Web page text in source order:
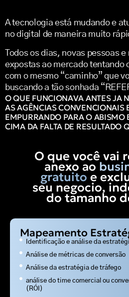
A tecnologia está mudando e
no digital de maneira muito
Todos os dias, novas pessoas
expostas ao mercado tentando
com o mesmo “caminho” que
buscando a tão sonhada
O QUE FUNCIONAVA ANTES JA
AS AGÊNCIAS CONVENCIONAIS
EMPURRANDO PARA O ABISMO
CIMA DA FALTA DE RESULTADO
O que você vai
anexo ao
gratuito e
seu negocio,
do tamanho
Mapeamento
Identificação e análise da
Análise de métricas de conversão
Análise da estratégia de tráfego
análise do time comercial ou
(RÓI)